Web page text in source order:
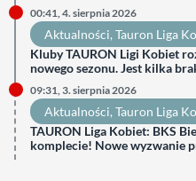
00:41, 4. sierpnia 2026
Aktualności, Tauron Liga
Kluby TAURON Ligi Kobiet
nowego sezonu. Jest kilka
09:31, 3. sierpnia 2026
Aktualności, Tauron Liga
TAURON Liga Kobiet: BKS
komplecie! Nowe wyzwanie